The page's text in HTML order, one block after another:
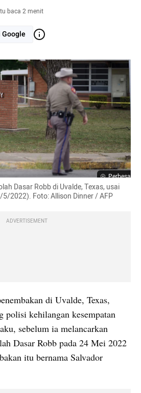
baca 2 menit
Perbesar
Dasar Robb di Uvalde, Texas, usai
2022). Foto: Allison Dinner / AFP
ADVERTISEMENT
di Uvalde, Texas,
polisi kehilangan kesempatan
sebelum ia melancarkan
Dasar Robb pada 24 Mei 2022
itu bernama Salvador